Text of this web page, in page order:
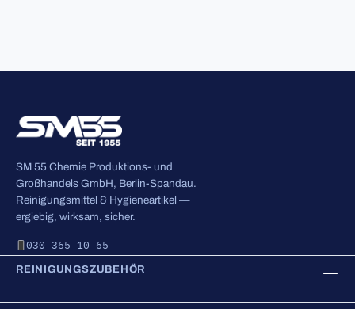
SM 55 Chemie Produktions- und
Großhandels GmbH, Berlin-Spandau.
Reinigungsmittel & Hygieneartikel —
ergiebig, wirksam, sicher.
030 365 10 65
REINIGUNGSZUBEHÖR